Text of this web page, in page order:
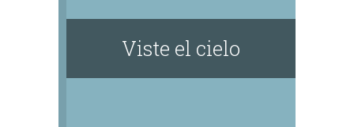
Viste el cielo